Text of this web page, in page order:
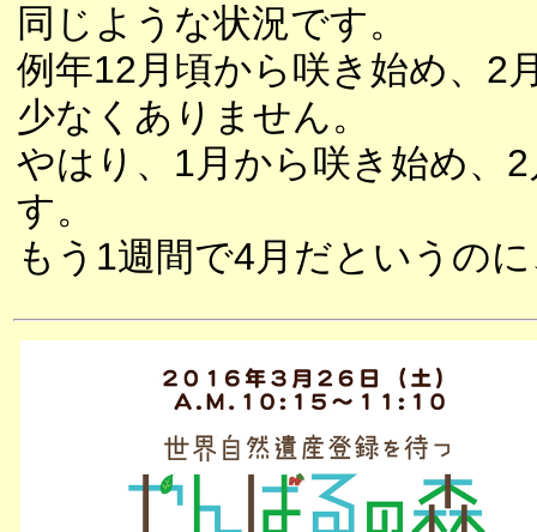
同じような状況です。
例年12月頃から咲き始め、2
少なくありません。
やはり、1月から咲き始め、
す。
もう1週間で4月だというの